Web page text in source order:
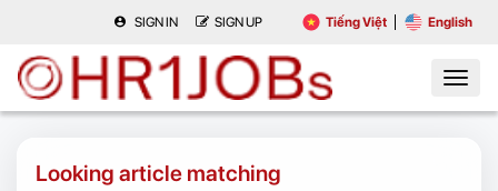
SIGN IN SIGN UP Tiếng Việt English
Looking article matching